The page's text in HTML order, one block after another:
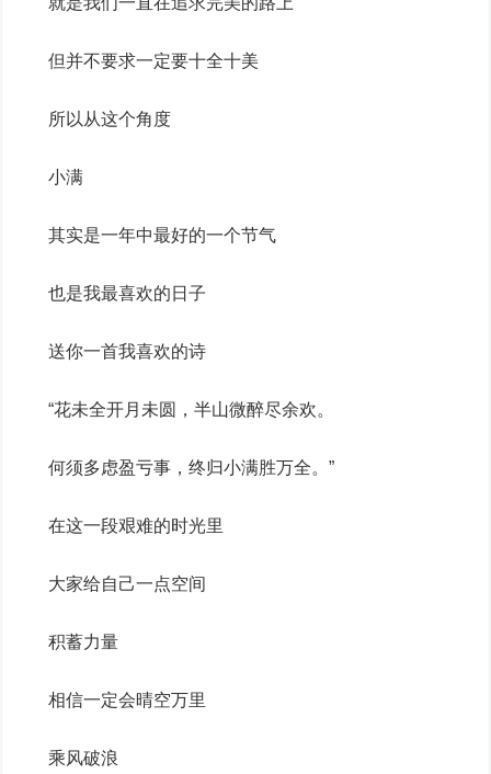
但并不要求一定要十全十美
所以从这个角度
小满
其实是一年中最好的一个节气
也是我最喜欢的日子
送你一首我喜欢的诗
“花未全开月未圆，半山微醉尽余欢。
何须多虑盈亏事，终归小满胜万全。”
在这一段艰难的时光里
大家给自己一点空间
积蓄力量
相信一定会晴空万里
乘风破浪